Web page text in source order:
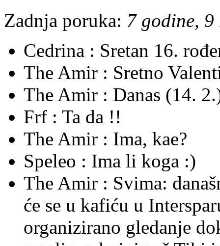
Zadnja poruka: 7 godine, 9
Cedrina : Sretan 16.
The Amir : Sretno
The Amir : Danas (14.
Frf : Ta da !!
The Amir : Ima, kae?
Speleo : Ima li koga :)
The Amir : Svima:
će se u kafiću u
organizirano gledanje